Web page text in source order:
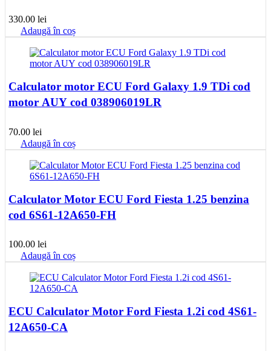
330.00 lei
Adaugă în coș
Calculator motor ECU Ford Galaxy 1.9 TDi cod
motor AUY cod 038906019LR
70.00 lei
Adaugă în coș
Calculator Motor ECU Ford Fiesta 1.25 benzina
cod 6S61-12A650-FH
100.00 lei
Adaugă în coș
ECU Calculator Motor Ford Fiesta 1.2i cod 4S61-
12A650-CA